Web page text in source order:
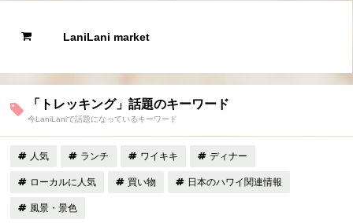
LaniLani market
「トレッキング」話題のキーワード
今LaniLaniで話題になっているキーワード
人気 ランチ ワイキキ ディナー
ローカルに人気 買い物 日本のハワイ関連情報
風景・景色